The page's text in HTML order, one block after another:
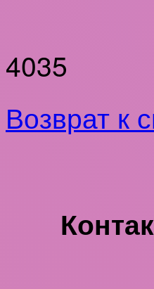
4035
Возврат к